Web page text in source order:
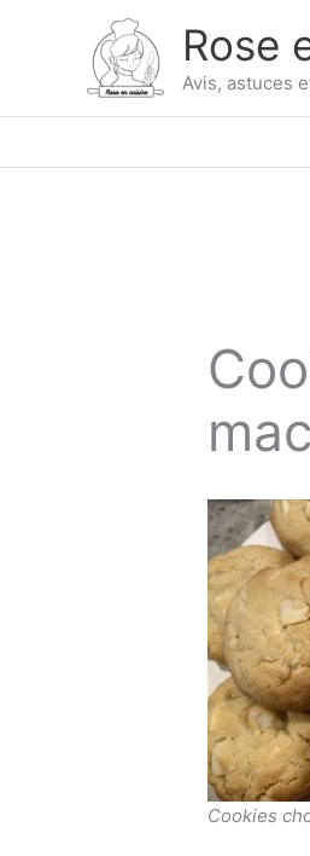
Rose
Avis, astuces
Cookies